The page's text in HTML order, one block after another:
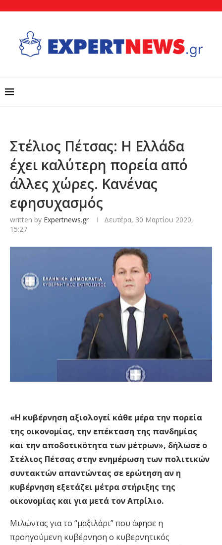
Στέλιος Πέτσας: Η Ελλάδα
έχει καλύτερη πορεία από
άλλες χώρες. Κανένας
εφησυχασμός
written by Expertnews.gr
Δευτέρα, 30 Μαρτίου 2020,
15:27
«Η κυβέρνηση αξιολογεί κάθε μέρα την πορεία
της οικονομίας, την επέκταση της πανδημίας
και την αποδοτικότητα των μέτρων», δήλωσε ο
Στέλιος Πέτσας στην ενημέρωση των πολιτικών
συντακτών απαντώντας σε ερώτηση αν η
κυβέρνηση εξετάζει μέτρα στήριξης της
οικονομίας και για μετά τον Απρίλιο.
Μιλώντας για το “μαξιλάρι” που άφησε η
προηγούμενη κυβέρνηση ο κυβερνητικός